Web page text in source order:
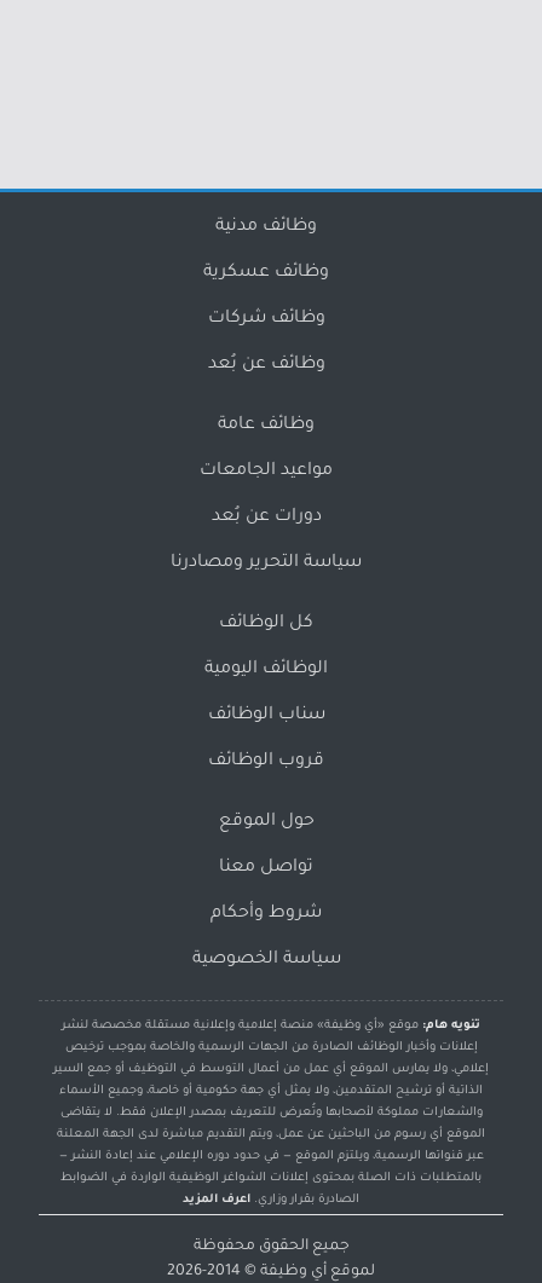
وظائف مدنية
وظائف عسكرية
وظائف شركات
وظائف عن بُعد
وظائف عامة
مواعيد الجامعات
دورات عن بُعد
سياسة التحرير ومصادرنا
كل الوظائف
الوظائف اليومية
سناب الوظائف
قروب الوظائف
حول الموقع
تواصل معنا
شروط وأحكام
سياسة الخصوصية
تنويه هام: موقع «أي وظيفة» منصة إعلامية وإعلانية مستقلة مخصصة لنشر
إعلانات وأخبار الوظائف الصادرة من الجهات الرسمية والخاصة بموجب ترخيص
إعلامي، ولا يمارس الموقع أي عمل من أعمال التوسط في التوظيف أو جمع السير
الذاتية أو ترشيح المتقدمين، ولا يمثل أي جهة حكومية أو خاصة، وجميع الأسماء
والشعارات مملوكة لأصحابها وتُعرض للتعريف بمصدر الإعلان فقط. لا يتقاضى
الموقع أي رسوم من الباحثين عن عمل، ويتم التقديم مباشرة لدى الجهة المعلنة
عبر قنواتها الرسمية، ويلتزم الموقع — في حدود دوره الإعلامي عند إعادة النشر —
بالمتطلبات ذات الصلة بمحتوى إعلانات الشواغر الوظيفية الواردة في الضوابط
الصادرة بقرار وزاري. اعرف المزيد
جميع الحقوق محفوظة
لموقع أي وظيفة © 2014-2026